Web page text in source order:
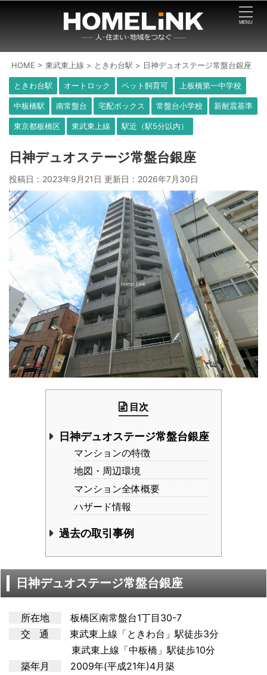
HOME >東武東上線 > ときわ台駅 > 日神デュオステージ常盤台銀座
ときわ台駅 オートロック ペット飼育可 上板橋第一中学校
中板橋駅 南常盤台 宅配ボックス 常盤台小学校 新耐震基準
東京都板橋区 東武東上線 駅近（駅5分以内）
日神デュオステージ常盤台銀座
投稿日：2023年9月21日 更新日： 2026年7月30日
目次
日神デュオステージ常盤台銀座
マンションの特徴
地図・周辺環境
マンション全体概要
ハザード情報
過去の取引事例
日神デュオステージ常盤台銀座
所在地
板橋区南常盤台1丁目30-7
交 通
東武東上線「ときわ台」駅徒歩3分
東武東上線「中板橋」駅徒歩10分
築年月
2009年(平成21年)4月築